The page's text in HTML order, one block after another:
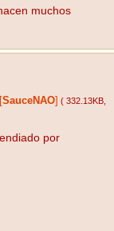
muchos
SauceNAO ( 332.13KB
por